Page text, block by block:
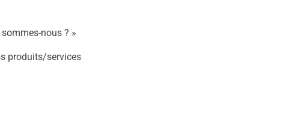
nous ? »
produits/services